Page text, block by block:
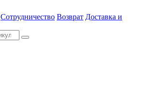
Сотрудничество Возврат Доставка и